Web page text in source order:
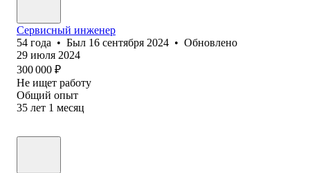
Сервисный инженер
54 года • Был 16 сентября 2024 • Обновлено
29 июля 2024
300 000 ₽
Не ищет работу
Общий опыт
35 лет 1 месяц